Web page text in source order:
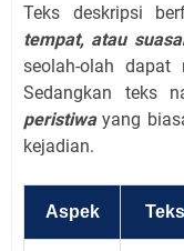
Teks deskripsi
tempat, atau
seolah-olah dapat
Sedangkan teks
peristiwayang
kejadian.
Aspek